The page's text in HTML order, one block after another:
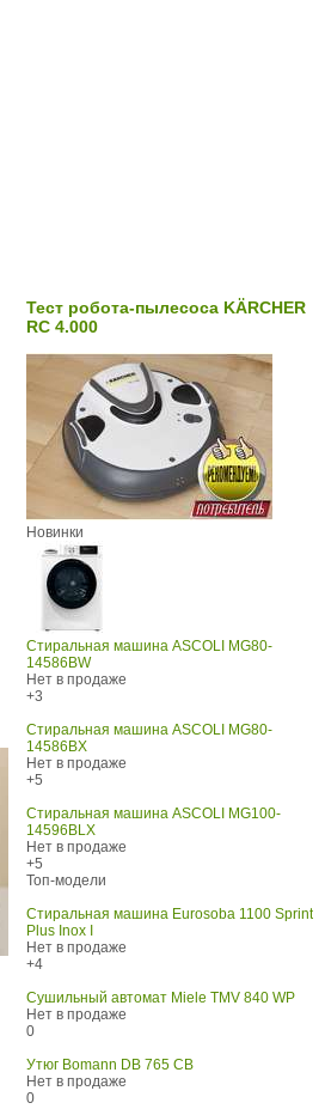
Тест робота-пылесоса KÄRCHER
RC 4.000
Новинки
Стиральная машина ASCOLI MG80-
14586BW
Нет в продаже
+3
Стиральная машина ASCOLI MG80-
14586BX
Нет в продаже
+5
Стиральная машина ASCOLI MG100-
14596BLX
Нет в продаже
+5
Топ-модели
Стиральная машина Eurosoba 1100 Sprint
Plus Inox I
Нет в продаже
+4
Сушильный автомат Miele TMV 840 WP
Нет в продаже
0
Утюг Bomann DB 765 CB
Нет в продаже
0